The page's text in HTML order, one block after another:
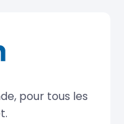
pour tous les